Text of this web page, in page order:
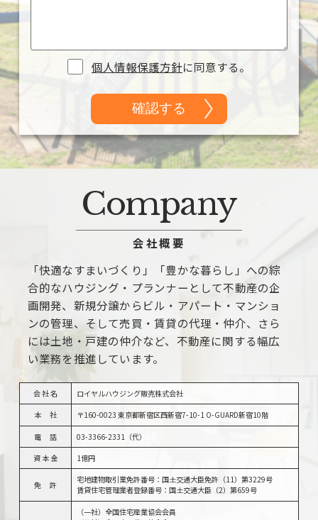
個人情報保護方針に同意する。
A
l
Company
会社概要
「快適なすまいづくり」「豊かな暮らし」への綜
合的なハウジング・プランナーとして不動産の企
画開発、新規分譲からビル・アパート・マンショ
ンの管理、そして売買・賃貸の代理・仲介、さら
には土地・戸建の仲介など、不動産に関する幅広
い業務を推進しています。
会 社 名 ロイヤルハウジング販売株式会社
本 社 〒160-0023 東京都新宿区西新宿7-10-1 O-GUARD新宿10階
電 話 03-3366-2331（代）
資 本 金 1億円
免 許
宅地建物取引業免許番号：国土交通大臣免許（11）第3229号
賃貸住宅管理業者登録番号：国土交通大臣（2）第659号
（一社）全国住宅産業協会会員